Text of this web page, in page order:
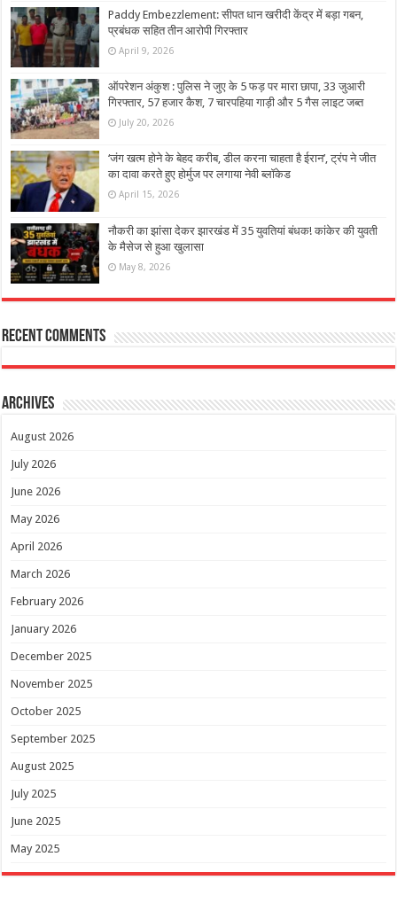
Paddy Embezzlement: सीपत धान खरीदी केंद्र में बड़ा गबन,
प्रबंधक सहित तीन आरोपी गिरफ्तार
April 9, 2026
ऑपरेशन अंकुश : पुलिस ने जुए के 5 फड़ पर मारा छापा, 33 जुआरी
गिरफ्तार, 57 हजार कैश, 7 चारपहिया गाड़ी और 5 गैस लाइट जब्त
July 20, 2026
‘जंग खत्म होने के बेहद करीब, डील करना चाहता है ईरान’, ट्रंप ने जीत
का दावा करते हुए होर्मुज पर लगाया नेवी ब्लॉकेड
April 15, 2026
नौकरी का झांसा देकर झारखंड में 35 युवतियां बंधक! कांकेर की युवती
के मैसेज से हुआ खुलासा
May 8, 2026
Recent Comments
Archives
August 2026
July 2026
June 2026
May 2026
April 2026
March 2026
February 2026
January 2026
December 2025
November 2025
October 2025
September 2025
August 2025
July 2025
June 2025
May 2025